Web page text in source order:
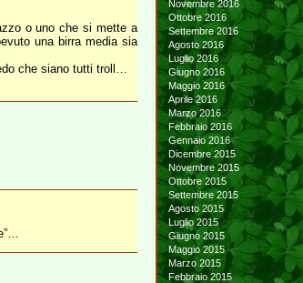
o uno che si mette a
una birra media sia
che siano tutti troll…
Novembre 2016
Ottobre 2016
Settembre 2016
Agosto 2016
Luglio 2016
Giugno 2016
Maggio 2016
Aprile 2016
Marzo 2016
Febbraio 2016
Gennaio 2016
Dicembre 2015
Novembre 2015
Ottobre 2015
Settembre 2015
Agosto 2015
Luglio 2015
Giugno 2015
Maggio 2015
Marzo 2015
Febbraio 2015